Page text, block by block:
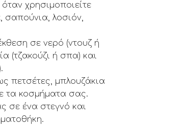
χρησιμοποιείτε
λοσιόν,
σε νερό (ντουζ ή
(τζακούζι ή σπα) και
πετσέτες, μπλουζάκια
τα κοσμήματα σας.
σε ένα στεγνό και